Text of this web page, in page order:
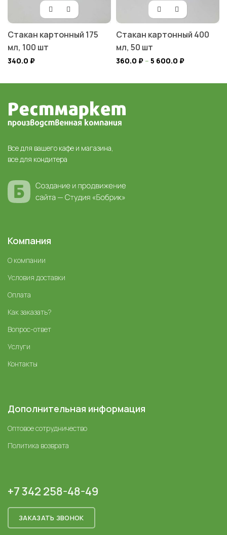
Стакан картонный 175
мл, 100 шт
340.0 ₽
Стакан картонный 400
мл, 50 шт
360.0 ₽– 5 600.0 ₽
Все для вашего кафе и магазина,
все для кондитера
Компания
О компании
Условия доставки
Оплата
Как заказать?
Вопрос-ответ
Услуги
Контакты
Дополнительная информация
Оптовое сотрудничество
Политика возврата
+7 342 258-48-49
ЗАКАЗАТЬ ЗВОНОК